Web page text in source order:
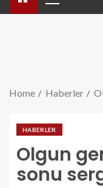
Home Haberler
HABERLER
Olgun
sonu